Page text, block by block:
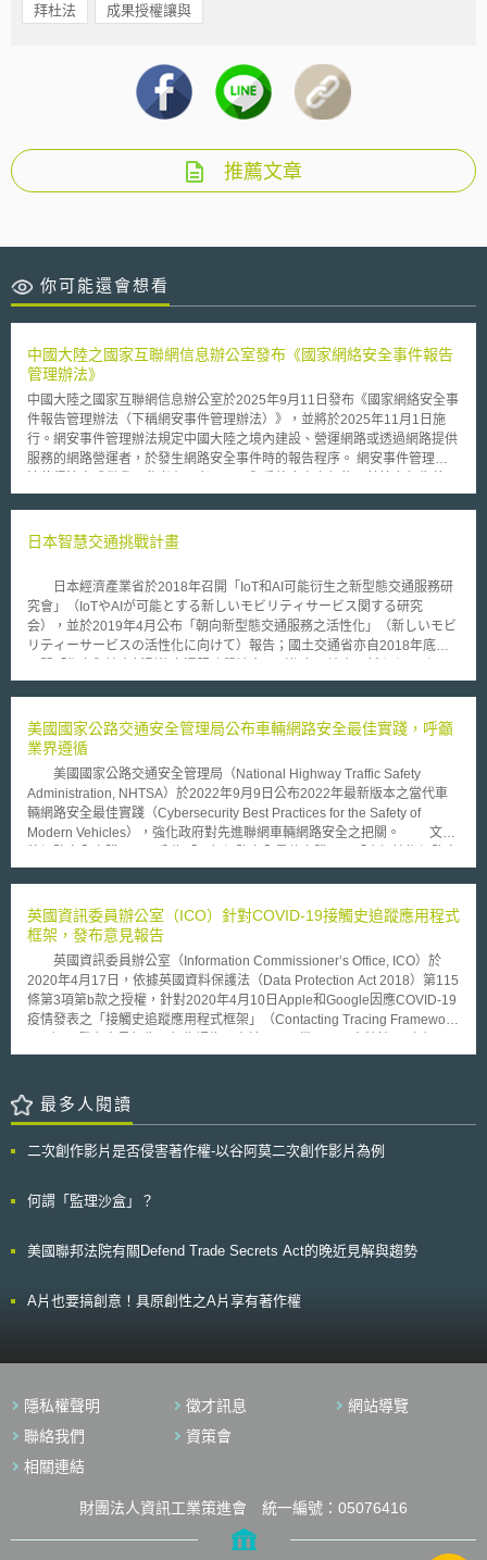
拜杜法 成果授權讓與
推薦文章
你可能還會想看
中國大陸之國家互聯網信息辦公室發布《國家網絡安全事件報告
管理辦法》
中國大陸之國家互聯網信息辦公室於2025年9月11日發布《國家網絡安全事
件報告管理辦法（下稱網安事件管理辦法）》，並將於2025年11月1日施
行。網安事件管理辦法規定中國大陸之境內建設、營運網路或透過網路提供
服務的網路營運者，於發生網路安全事件時的報告程序。 網安事件管理辦
務：該辦法第5條要求網路營運者應當以契約等形式，要求網路安全、系統
依辦法報告網路安全事件。簡言之，其透過法律監管網路營運商與委外廠商
分為1.特別重大網路安全事件、2.重大網路安全事件、3.較大網路安全事
件、4.一般網路安全事件，四種分級。除關鍵基礎設施的中斷運行以外，前
三個事件分級將100萬人、1000萬人、1億人以上公民個人資料丢失或被竊
取、篡改、假冒，認定為較大網路安全事件以上等級，使大型網路安全事件
日本智慧交通挑戰計畫
日本經濟產業省於2018年召開「IoT和AI可能衍生之新型態交通服務研
究會」（IoTやAIが可能とする新しいモビリティサービス関する研究
会），並於2019年4月公布「朝向新型態交通服務之活性化」（新しいモビ
リティーサービスの活性化に向けて）報告；國土交通省亦自2018年底起
ィサービス懇談会），於2019年3月公布中間結果。經產省和國土省根據上
之新計畫「智慧交通挑戰」（スマートモビリティチャレンジ）。
「智慧交通挑戰」計畫之目的，在於促使地方政府與企業合作，以實現自動
具體措施包括︰（1）透過設置「智慧交通挑戰推進協議會」及舉辦論壇，
促進地方政府和企業間共享資訊，形成工作網路；（2）經濟產業省補助新
型態交通服務實用化、計畫制定和效果分析等計畫；（3）國土交通省補助
MaaS等新型態交通服務實驗，以及建構以解決地區交通服務為目的之模型
美國國家公路交通安全管理局公布車輛網路安全最佳實踐，呼籲
業界遵循
美國國家公路交通安全管理局（National Highway Traffic Safety
Administration, NHTSA）於2022年9月9日公布2022年最新版本之當代車
輛網路安全最佳實踐（Cybersecurity Best Practices for the Safety of
Modern Vehicles），強化政府對先進聯網車輛網路安全之把關。 文件
全最佳實踐」兩塊，前者主要為公司整體組織網路安全文化與監管機制之建
有45項要點，核心概念為：公司應訂定明確的網路安全評估程序，由領導階
層負責相關監督責任，定期執行網路安全之風險評估及第三方公正稽核，並
安全相關之紀錄文件，並鼓勵與車輛同業聯盟彼此分享學習經驗。對於組織
成員應適當提供網路安全教育訓練。於產品設計時，應將產品使用者、售後
服務維修商，以及可能的外接式電子設備所帶來之風險一併納入安全設計考
量。 「車輛技術網路安全最佳實踐」共有25項，核心理念為：對於產
免於網路攻擊或竊取。應特別注意無線網路設備、空中軟體更新（Over-
the-air, OTA）以及公司作業軟體所產生之風險漏洞。 本文件屬於自願
性質，無法律強制力。但NHTSA期望在現有的車輛產業網路安全標準上，
準ISO/SAE 21434的基礎前提下，進一步提出政府對車輛網路安全要求的努
英國資訊委員辦公室（ICO）針對COVID-19接觸史追蹤應用程式
框架，發布意見報告
英國資訊委員辦公室（Information Commissioner’s Office, ICO）於
2020年4月17日，依據英國資料保護法（Data Protection Act 2018）第115
條第3項第b款之授權，針對2020年4月10日Apple和Google因應COVID-19
疫情發表之「接觸史追蹤應用程式框架」（Contacting Tracing Framework,
會在裝置間交換個人資料，如帳戶資訊或使用者名稱；（2）配對過程僅在
理位置資訊就能順利運作，因此符合英國資料保護法第57條有關「透過設計
並作為預設以保護個人資料」（Data protection by design and default）之
報告中指出：「未來軟體開發商若於接觸史追蹤應用程式中使用CTF技術，
透過設計並作為預設以保護個人資料之規定。」COVID-19疫情席捲全球，
年4月開發之「社交距離App」，便是使用類似Apple和Google之CTF技
私權益，提供相當解答與指引。
最多人閱讀
二次創作影片是否侵害著作權-以谷阿莫二次創作影片為例
何謂「監理沙盒」？
美國聯邦法院有關Defend Trade Secrets Act的晚近見解與趨勢
A片也要搞創意！具原創性之A片享有著作權
隱私權聲明 徵才訊息
網站導覽
聯絡我們
資策會
相關連結
財團法人資訊工業策進會 統一編號：05076416